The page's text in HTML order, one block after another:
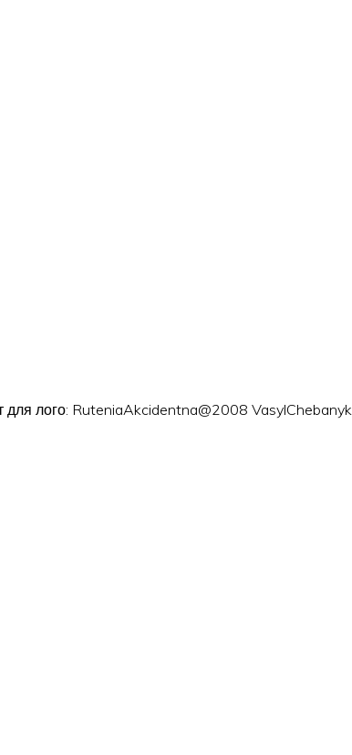
лого: RuteniaAkcidentna@2008 VasylChebanyk